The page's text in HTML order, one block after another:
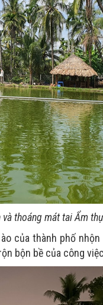
thoáng mát tai Ẩm
của thành phố
bộn bề của công